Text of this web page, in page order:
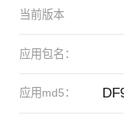
当前版本
应用包名：
应用md5：